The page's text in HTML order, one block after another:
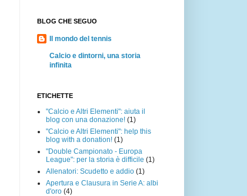
BLOG CHE SEGUO
Il mondo del tennis
Calcio e dintorni, una storia
infinita
ETICHETTE
"Calcio e Altri Elementi": aiuta il
blog con una donazione! (1)
"Calcio e Altri Elementi": help this
blog with a donation! (1)
"Double Campionato - Europa
League": per la storia è difficile (1)
Allenatori: Scudetto e addio (1)
Apertura e Clausura in Serie A: albi
d'oro (4)